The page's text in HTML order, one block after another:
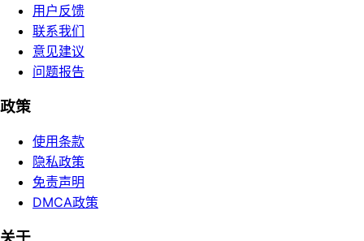
用户反馈
联系我们
意见建议
问题报告
政策
使用条款
隐私政策
免责声明
DMCA政策